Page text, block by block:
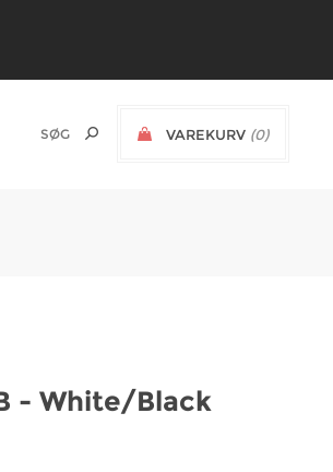
VAREKURV (0)
- White/Black